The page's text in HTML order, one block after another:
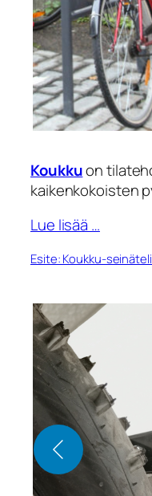
Koukkuon
kaikenkokoisten
Lue lisää …
Esite: Koukku-